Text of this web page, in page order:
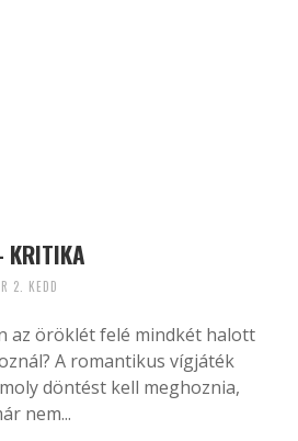
KRITIKA
2. KEDD
az öröklét felé mindkét halott
A romantikus vígjáték
döntést kell meghoznia,
nem...